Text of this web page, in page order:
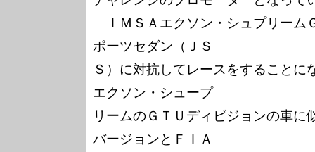
ＩＭＳＡエクソン・シュプリーム
ポーツセダン（ＪＳ
Ｓ）に対抗してレースをすることに
エクソン・シュープ
リームのＧＴＵディビジョンの車に
バージョンとＦＩＡ